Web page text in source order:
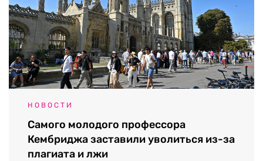
НОВОСТИ
Самого молодого профессора
Кембриджа заставили уволиться из-за
плагиата и лжи